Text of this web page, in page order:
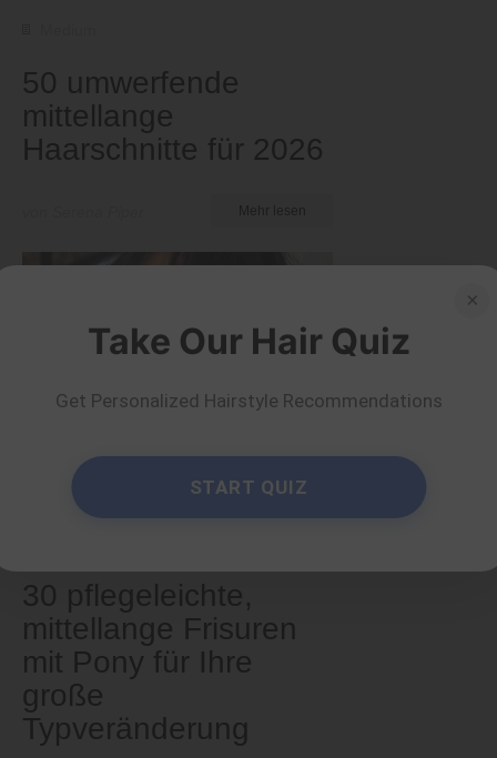
50 umwerfende
mittellange
Haarschnitte für 2026
30 pflegeleichte,
mittellange Frisuren
mit Pony für Ihre
große
Typveränderung
×
Take Our Hair Quiz
Get Personalized Hairstyle Recommendations
START QUIZ